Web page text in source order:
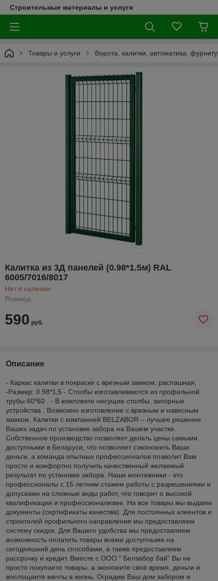
Строительные материалы и услуги
Товары и услуги Ворота, калитки, автоматика,
Калитка из 3Д панелей (0.98*1.5м) RAL
6005/7016/8017
Нет в наличии
Розница
590 руб.
Описание
- Каркас калитки в покраске с врезным замком, распашная, .
-Размер: 0.98*1,5 - Столбы изготавливаются из профильной
трубы 60*60 . - В комплекте несущие столбы, запорные
устройства . Возможно изготовление с врезным и навесным
замком. Калитки с компанией BELZABOR – лучшее решение
Ваших задач по установке забора на Вашем участке.
Собственное производство позволяет делать цены самыми
доступными в Беларуси, что позволяет сэкономить Ваши
деньги, а команда опытных профессионалов позволит Вам
просто и комфортно получить качественный желаемый
результат по установке забора. Наши монтажники - это
профессионалы с 15 летним стажем работы с разрешениями и
допусками на сложные виды работ, что говорит о высокой
квалификации и профессионализме. На все товары мы выдаем
документы (сертификаты качества). Для постоянных клиентов и
строителей профильного направления мы предоставляем
систему скидок. Для Вашего удобства мы предоставляем
возможность оплатить товары всеми доступными на
сегодняшний день способами, а также предоставляем
рассрочку и кредит. Вместе с ООО " Белзабор бай" Вы не
просто покупаете товары, а экономите своё время, деньги и
воплощаете мечты в жизнь. Оградим Ваш дом забором и